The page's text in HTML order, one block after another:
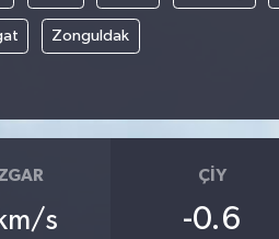
Zonguldak
s
ÇIY
-0.6